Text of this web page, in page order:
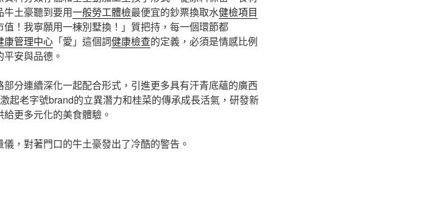
土豪聽到要用一般勞工體檢最便宜的鈔票換取水健檢項目
！我寧願用一棟別墅換！」質把持，每一個環節都
康管理中心 「愛」這個詞健康檢查的定義，必須是情感比例
安與品德。
分連續深化一起配合形式，引進更多具有汗青底蘊的廣西
起老字號brand的立異潛力和桂菜的傳承成長活氣，研發新
更多元化的美食體驗。
，對著門口的牛土豪發出了冷酷的警告。